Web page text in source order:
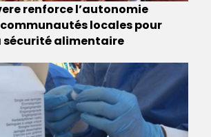
renforce l’autonomie
locales pour
sécurité alimentaire